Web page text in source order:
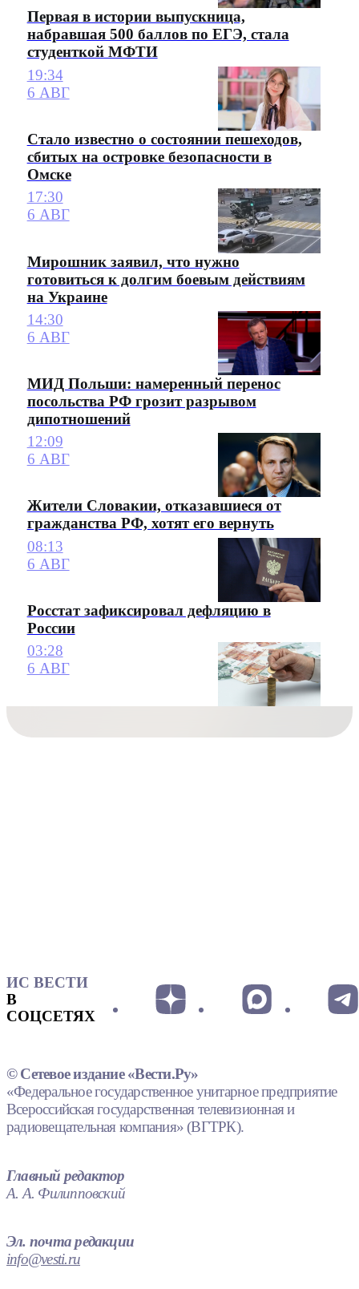
Первая в истории выпускница,
набравшая 500 баллов по ЕГЭ, стала
студенткой МФТИ
19:34
6 АВГ
Стало известно о состоянии пешеходов,
сбитых на островке безопасности в
Омске
17:30
6 АВГ
Мирошник заявил, что нужно
готовиться к долгим боевым действиям
на Украине
14:30
6 АВГ
МИД Польши: намеренный перенос
посольства РФ грозит разрывом
дипотношений
12:09
6 АВГ
Жители Словакии, отказавшиеся от
гражданства РФ, хотят его вернуть
08:13
6 АВГ
Росстат зафиксировал дефляцию в
России
03:28
6 АВГ
ИС ВЕСТИ
В
СОЦСЕТЯХ
© Сетевое издание «Вести.Ру»
«Федеральное государственное унитарное предприятие
Всероссийская государственная телевизионная и
радиовещательная компания» (ВГТРК).
Главный редактор
А. А. Филипповский
Эл. почта редакции
info@vesti.ru